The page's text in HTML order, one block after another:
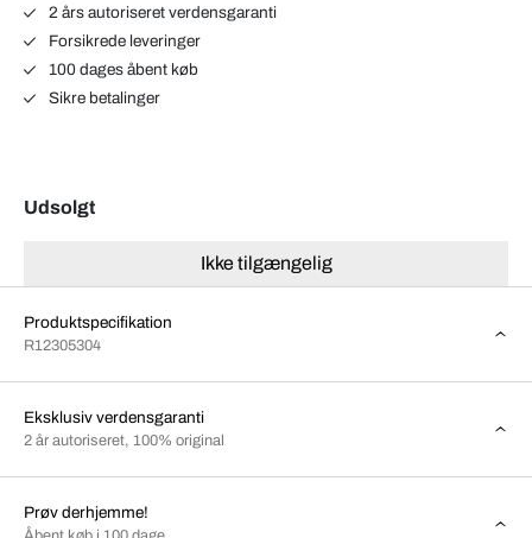
2 års autoriseret verdensgaranti
Forsikrede leveringer
100 dages åbent køb
Sikre betalinger
Udsolgt
Ikke tilgængelig
Produktspecifikation
R12305304
Eksklusiv verdensgaranti
2 år autoriseret, 100% original
Prøv derhjemme!